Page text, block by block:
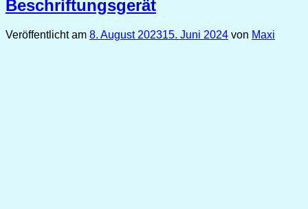
Beschriftungsgerät
Veröffentlicht am 8. August 202315. Juni 2024 von Maxi